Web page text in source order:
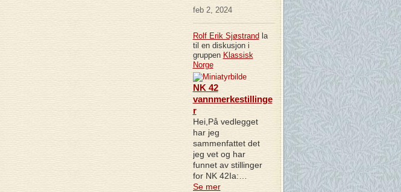
feb 2, 2024
Rolf Erik Sjøstrand la
til en diskusjon i
gruppen Klassisk
Norge
NK 42
vannmerkestillinge
r
Hei,På vedlegget
har jeg
sammenfattet det
jeg vet og har
funnet av stillinger
for NK 42Ia:…
Se mer